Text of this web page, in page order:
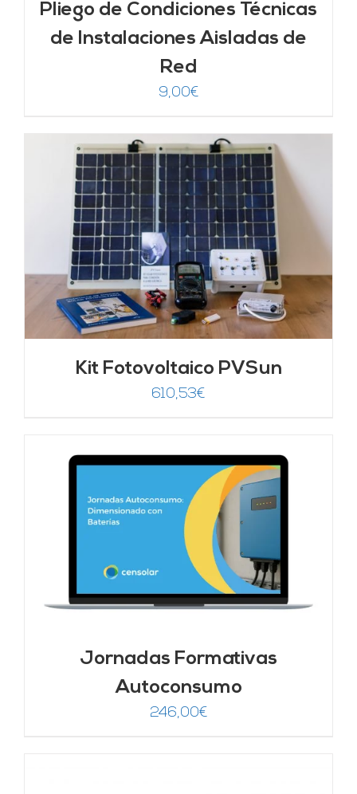
Pliego de Condiciones Técnicas
de Instalaciones Aisladas de
Red
9,00€
Kit Fotovoltaico PVSun
610,53€
Jornadas Formativas
Autoconsumo
246,00€